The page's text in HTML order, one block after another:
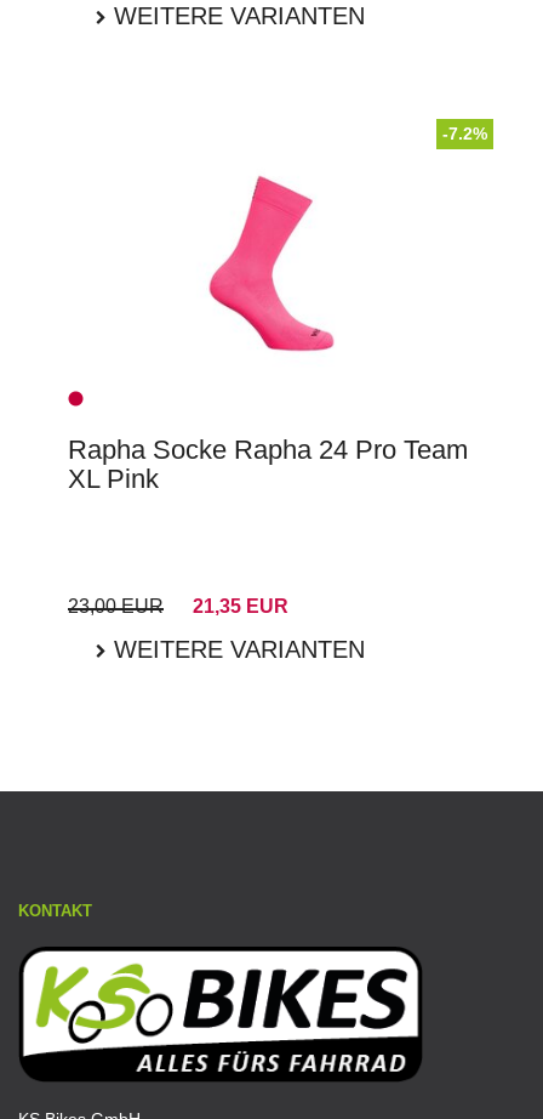
WEITERE VARIANTEN
-7.2%
Rapha Socke Rapha 24 Pro Team
XL Pink
23,00 EUR 21,35 EUR
WEITERE VARIANTEN
KONTAKT